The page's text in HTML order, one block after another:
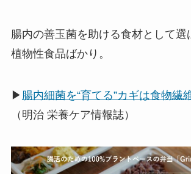
腸内の善玉菌を助ける食材として選
植物性食品ばかり。
▶ 腸内細菌を“育てる”カギは食物繊
（明治 栄養ケア情報誌）